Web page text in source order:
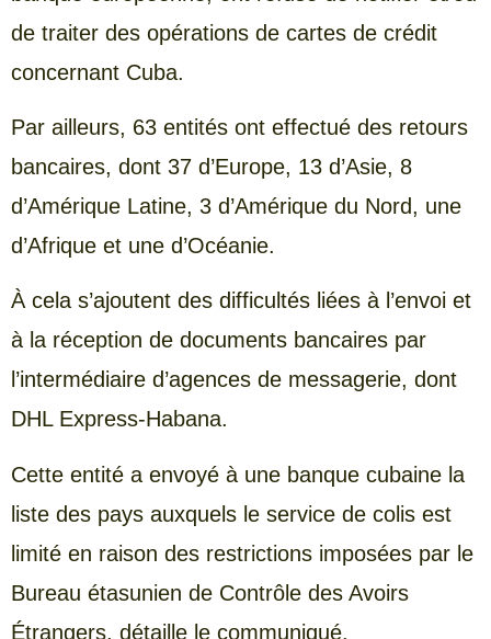
de traiter des opérations de cartes de crédit
concernant Cuba.
Par ailleurs, 63 entités ont effectué des retours
bancaires, dont 37 d’Europe, 13 d’Asie, 8
d’Amérique Latine, 3 d’Amérique du Nord, une
d’Afrique et une d’Océanie.
À cela s’ajoutent des difficultés liées à l’envoi et
à la réception de documents bancaires par
l’intermédiaire d’agences de messagerie, dont
DHL Express-Habana.
Cette entité a envoyé à une banque cubaine la
liste des pays auxquels le service de colis est
limité en raison des restrictions imposées par le
Bureau étasunien de Contrôle des Avoirs
Étrangers, détaille le communiqué.